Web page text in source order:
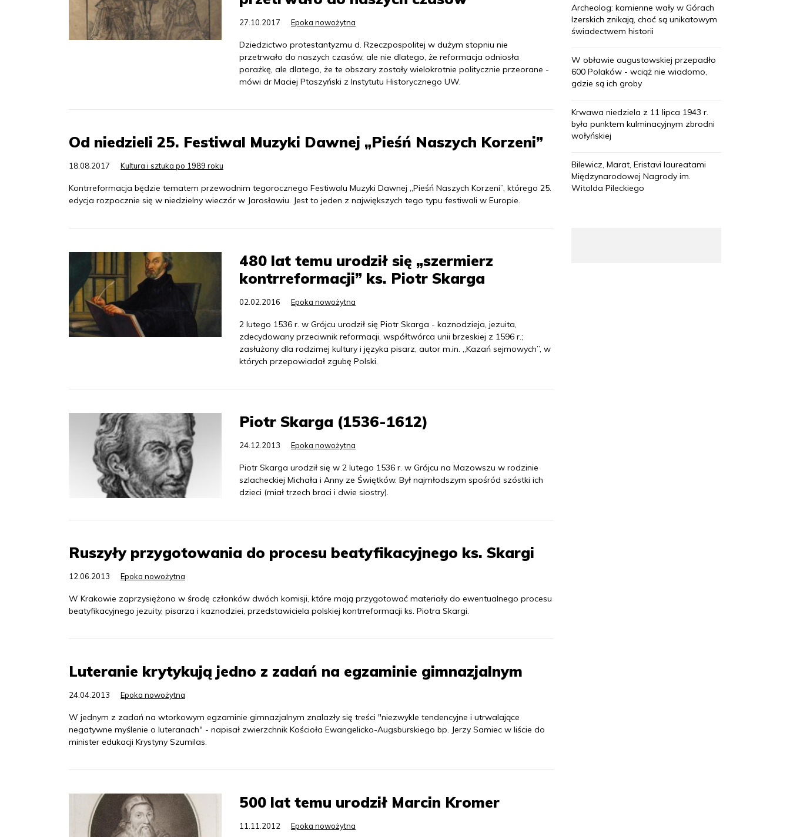
27.10.2017 Epoka nowożytna
Dziedzictwo protestantyzmu d. Rzeczpospolitej w dużym stopniu nie
przetrwało do naszych czasów, ale nie dlatego, że reformacja odniosła
porażkę, ale dlatego, że te obszary zostały wielokrotnie politycznie przeorane -
mówi dr Maciej Ptaszyński z Instytutu Historycznego UW.
Od niedzieli 25. Festiwal Muzyki Dawnej „Pieśń Naszych Korzeni”
18.08.2017 Kultura i sztuka po 1989 roku
Kontrreformacja będzie tematem przewodnim tegorocznego Festiwalu Muzyki Dawnej „Pieśń Naszych Korzeni”, którego 25.
edycja rozpocznie się w niedzielny wieczór w Jarosławiu. Jest to jeden z największych tego typu festiwali w Europie.
480 lat temu urodził się „szermierz
kontrreformacji” ks. Piotr Skarga
02.02.2016 Epoka nowożytna
2 lutego 1536 r. w Grójcu urodził się Piotr Skarga - kaznodzieja, jezuita,
zdecydowany przeciwnik reformacji, współtwórca unii brzeskiej z 1596 r.;
zasłużony dla rodzimej kultury i języka pisarz, autor m.in. „Kazań sejmowych”, w
których przepowiadał zgubę Polski.
Piotr Skarga (1536-1612)
24.12.2013 Epoka nowożytna
Piotr Skarga urodził się w 2 lutego 1536 r. w Grójcu na Mazowszu w rodzinie
szlacheckiej Michała i Anny ze Świętków. Był najmłodszym spośród szóstki ich
dzieci (miał trzech braci i dwie siostry).
Ruszyły przygotowania do procesu beatyfikacyjnego ks. Skargi
12.06.2013 Epoka nowożytna
W Krakowie zaprzysiężono w środę członków dwóch komisji, które mają przygotować materiały do ewentualnego procesu
beatyfikacyjnego jezuity, pisarza i kaznodziei, przedstawiciela polskiej kontrreformacji ks. Piotra Skargi.
Luteranie krytykują jedno z zadań na egzaminie gimnazjalnym
24.04.2013 Epoka nowożytna
W jednym z zadań na wtorkowym egzaminie gimnazjalnym znalazły się treści "niezwykle tendencyjne i utrwalające
negatywne myślenie o luteranach" - napisał zwierzchnik Kościoła Ewangelicko-Augsburskiego bp. Jerzy Samiec w liście do
minister edukacji Krystyny Szumilas.
500 lat temu urodził Marcin Kromer
11.11.2012 Epoka nowożytna
Archeolog: kamienne wały w Górach
Izerskich znikają, choć są unikatowym
świadectwem historii
W obławie augustowskiej przepadło
600 Polaków - wciąż nie wiadomo,
gdzie są ich groby
Krwawa niedziela z 11 lipca 1943 r.
była punktem kulminacyjnym zbrodni
wołyńskiej
Bilewicz, Marat, Eristavi laureatami
Międzynarodowej Nagrody im.
Witolda Pileckiego